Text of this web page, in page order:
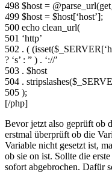
498 $host =
499 $host = $host[‘host’];
500 echo clean_url(
501 ‘http’
502 . (
? ‘s’ : ” ) . ‘://’
503 . $host
504 .
505 );
[/php]
Bevor jetzt also geprüft ob
erstmal überprüft ob die
Variable nicht gesetzt ist,
ob sie on ist. Sollte die
sofort abgebrochen. Dafür